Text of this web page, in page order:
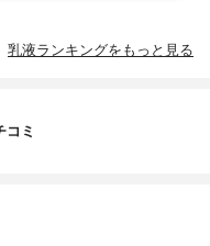
乳液ランキングをもっと見る
コミ